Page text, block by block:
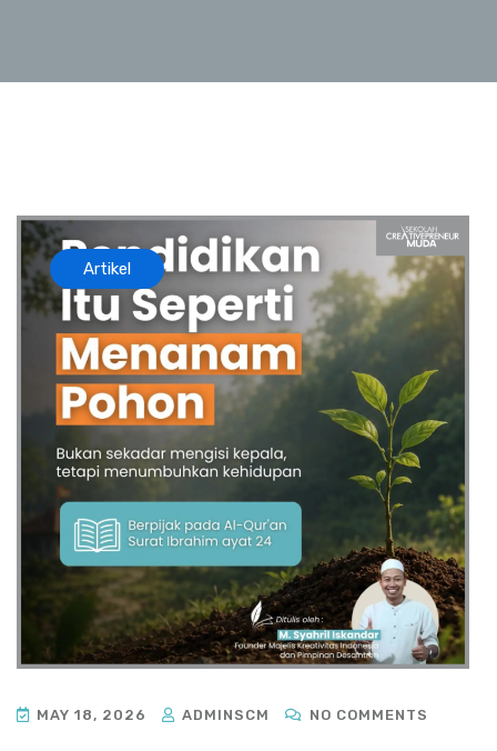
Artikel
MAY 18, 2026 ADMINSCM NO COMMENTS